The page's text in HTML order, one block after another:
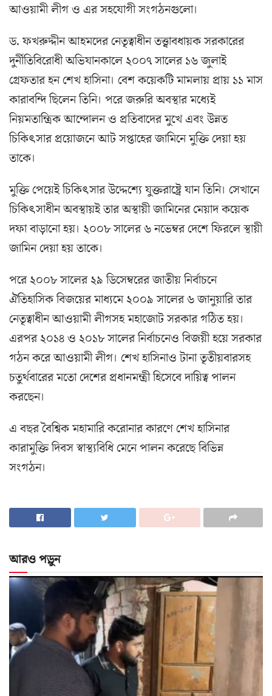
আওয়ামী লীগ ও এর সহযোগী সংগঠনগুলো।
ড. ফখরুদ্দীন আহমদের নেতৃত্বাধীন তত্ত্বাবধায়ক সরকারের
দুর্নীতিবিরোধী অভিযানকালে ২০০৭ সালের ১৬ জুলাই
গ্রেফতার হন শেখ হাসিনা। বেশ কয়েকটি মামলায় প্রায় ১১ মাস
কারাবন্দি ছিলেন তিনি। পরে জরুরি অবস্থার মধ্যেই
নিয়মতান্ত্রিক আন্দোলন ও প্রতিবাদের মুখে এবং উন্নত
চিকিৎসার প্রয়োজনে আট সপ্তাহের জামিনে মুক্তি দেয়া হয়
তাকে।
মুক্তি পেয়েই চিকিৎসার উদ্দেশ্যে যুক্তরাষ্ট্রে যান তিনি। সেখানে
চিকিৎসাধীন অবস্থায়ই তার অস্থায়ী জামিনের মেয়াদ কয়েক
দফা বাড়ানো হয়। ২০০৮ সালের ৬ নভেম্বর দেশে ফিরলে স্থায়ী
জামিন দেয়া হয় তাকে।
পরে ২০০৮ সালের ২৯ ডিসেম্বরের জাতীয় নির্বাচনে
ঐতিহাসিক বিজয়ের মাধ্যমে ২০০৯ সালের ৬ জানুয়ারি তার
নেতৃত্বাধীন আওয়ামী লীগসহ মহাজোট সরকার গঠিত হয়।
এরপর ২০১৪ ও ২০১৮ সালের নির্বাচনেও বিজয়ী হয়ে সরকার
গঠন করে আওয়ামী লীগ। শেখ হাসিনাও টানা তৃতীয়বারসহ
চতুর্থবারের মতো দেশের প্রধানমন্ত্রী হিসেবে দায়িত্ব পালন
করছেন।
এ বছর বৈশ্বিক মহামারি করোনার কারণে শেখ হাসিনার
কারামুক্তি দিবস স্বাস্থ্যবিধি মেনে পালন করেছে বিভিন্ন
সংগঠন।
আরও পড়ুন